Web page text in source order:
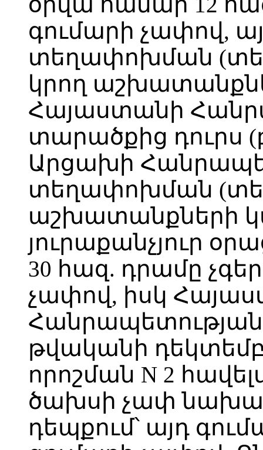
գումարի չափով,
տեղափոխման
կրող
Հայաստանի
տարածքից դուրս
Արցախի
տեղափոխման
աշխատանքների
յուրաքանչյուր
30 հազ. դրամը
չափով, իսկ
Հանրապետության
թվականի
որոշման N 2
ծախսի չափ
դեպքում՝ այդ